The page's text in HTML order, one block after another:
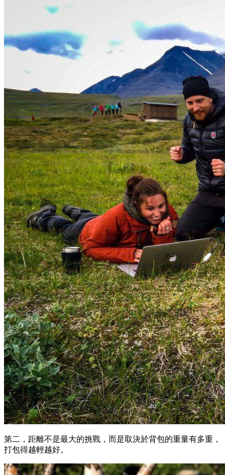
第二，距離不是最大的挑戰，而是取決於背包的重量有多重，
打包得越輕越好。